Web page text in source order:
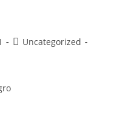
Inläggskategori:
Uncategorized